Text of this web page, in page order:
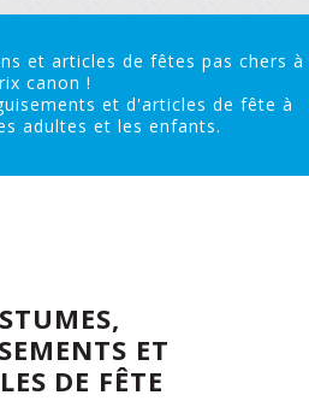
et articles de fêtes pas chers à
canon !
et d'articles de fête à
adultes et les enfants.
ET
DE FÊTE